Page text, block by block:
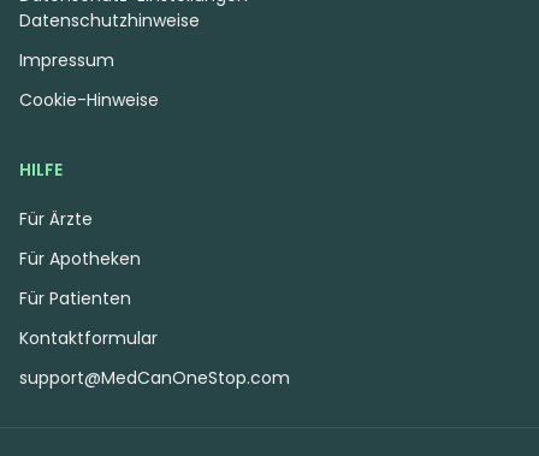
HILFE
Für Ärzte
Für Apotheken
Für Patienten
Kontaktformular
support@MedCanOneStop.com
Datenschutzhinweise
Impressum
Cookie-Hinweise